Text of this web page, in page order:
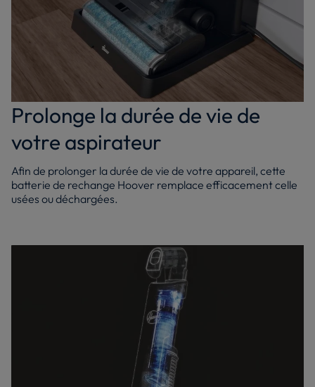
Prolonge la durée de vie de
votre aspirateur
Afin de prolonger la durée de vie de votre appareil, cette
batterie de rechange Hoover remplace efficacement celle
usées ou déchargées.